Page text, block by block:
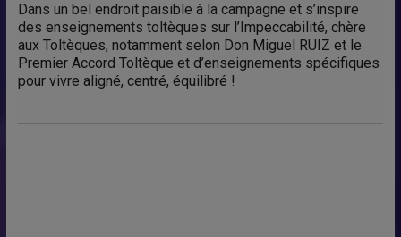
Dans un bel endroit paisible à la campagne et s’inspire
des enseignements toltèques sur l’Impeccabilité, chère
aux Toltèques, notamment selon Don Miguel RUIZ et le
Premier Accord Toltèque et d’enseignements spécifiques
pour vivre aligné, centré, équilibré !